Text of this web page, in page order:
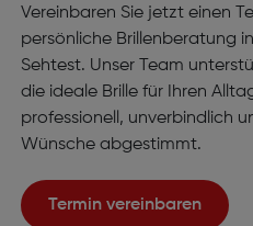
Vereinbaren Sie jetzt einen
persönliche Brillenberatung
Sehtest. Unser Team
die ideale Brille für Ihren
professionell, unverbindlich
Wünsche abgestimmt.
Termin vereinbaren